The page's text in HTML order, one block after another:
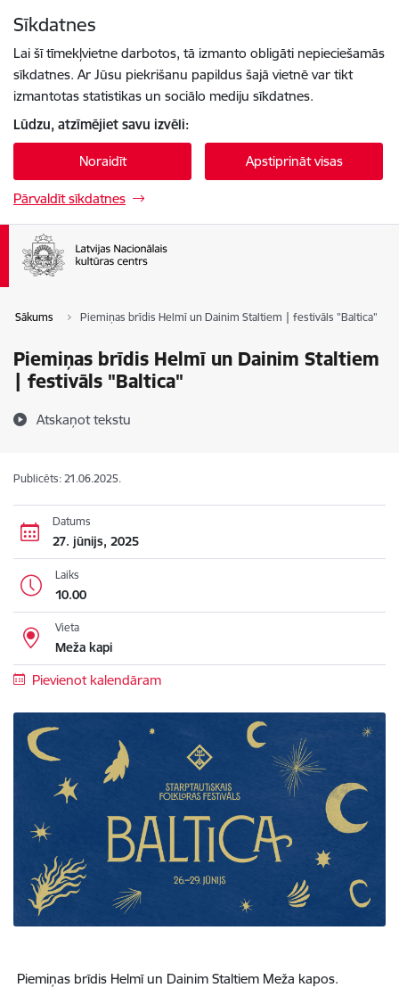
Sīkdatnes
Lai šī tīmekļvietne darbotos, tā izmanto obligāti nepieciešamās
sīkdatnes. Ar Jūsu piekrišanu papildus šajā vietnē var tikt
izmantotas statistikas un sociālo mediju sīkdatnes.
Lūdzu, atzīmējiet savu izvēli:
Noraidīt Apstiprināt visas
Pārvaldīt sīkdatnes
Sākums Piemiņas brīdis Helmī un Dainim Staltiem | festivāls "Baltica"
Piemiņas brīdis Helmī un Dainim Staltiem
| festivāls "Baltica"
Atskaņot tekstu
Publicēts: 21.06.2025.
Datums
27. jūnijs, 2025
Laiks
10.00
Vieta
Meža kapi
Pievienot kalendāram
Piemiņas brīdis Helmī un Dainim Staltiem Meža kapos.